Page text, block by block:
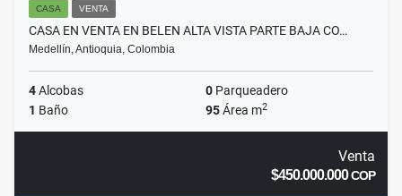
CASA VENTA
CASA EN VENTA EN BELEN ALTA VISTA PARTE BAJA CO…
Medellín, Antioquia, Colombia
4Alcobas 0 Parqueadero
1 Baño 95Área m2
Venta
$450.000.000COP